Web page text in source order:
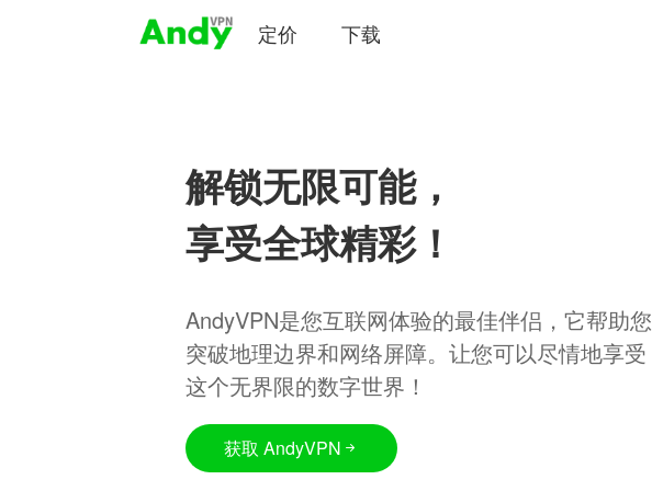
定价 下载
解锁无限可能，
享受全球精彩！
AndyVPN是您互联网体验的最佳伴侣，它帮助您
突破地理边界和网络屏障。让您可以尽情地享受
这个无界限的数字世界！
获取 AndyVPN